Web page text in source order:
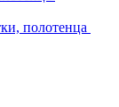
полотенца